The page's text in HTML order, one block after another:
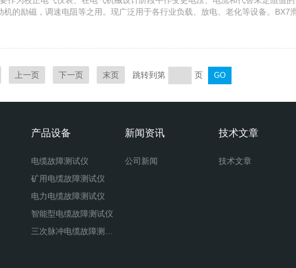
的励磁，调速电阻等之用。现广泛用于各行业负载、放电、老化等设备。BX7
上一页 下一页 末页 跳转到第 页
产品设备
电缆故障测试仪
矿用电缆故障测试仪
电力电缆故障测试仪
智能型电缆故障测试仪
新闻资讯
公司新闻
技术文章
技术文章